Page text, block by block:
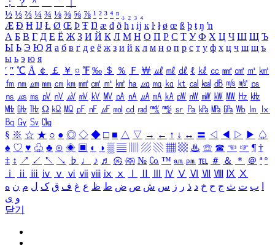
；
？ ＾ ｀
½ ⅓ ⅔ ¼ ¾ ⅛ ⅜ ⅝ ⅞ ¹ ² ³ ⁴ ⁿ ₁ ₂ ₃ ₄
Æ Ð Ħ Ĳ Ł Ø Œ Þ Ŧ Ŋ æ đ ð ħ ı ĳ ĸ ŀ ł ø œ ß þ ŧ ŋ ŉ
А Б В Г Д Е Ё Ж З И Й К Л М Н О П Р С Т У Ф Х Ц Ч Ш Щ Ъ
Ы Ь Э Ю Я а б в г д е ё ж з и й к л м н о п р с т у ф х ц ч ш щ ъ
ы ь э ю я
′ ″ ℃ Å ￠ ￡ ￥ ¤ ℉ ‰ ＄ ％ Ｆ ￦ ㎕ ㎖ ㎗ ℓ ㎘ ㏄ ㎣ ㎤ ㎥ ㎦
㎙ ㎚ ㎛ ㎜ ㎝ ㎞ ㎟ ㎠ ㎡ ㎢ ㏊ ㎍ ㎎ ㎏ ㏏ ㎈ ㎉ ㏈ ㎧ ㎨ ㎰
㎱ ㎲ ㎳ ㎴ ㎵ ㎶ ㎷ ㎸ ㎹ ㎀ ㎁ ㎂ ㎃ ㎄ ㎺ ㎻ ㎽ ㎾ ㎿ ㎐ ㎑
㎒ ㎓ ㎔ Ω ㏀ ㏁ ㎊ ㎋ ㎌ ㏖ ㏅ ㎭ ㎮ ㎯ ㏛ ㎩ ㎪ ㎫ ㎬ ㏝ ㏐
㏓
㏃ ㏉ ㏜ ㏆
§ ※ ☆ ★ ○ ● ◎ ◇ ◆ □ ■ △ ▽ → ← ↑ ↓ ↔ 〓 ◁ ◀ ▷ ▶ ♤
♠ ♡ ♥ ♧ ♣ ⊙ ◈ ▣ ◐ ◑ ▒ ▤ ▨ ▧ ▦ ▩ ♨ ☏ ☎ ☜ ☞ ¶ †
‡ ↕ ↗ ↙ ↖ ↘ ♭ ♩ ♪ ♬ ㉿ ㈜ № ㏇ ™ ㏂ ㏘ ℡ ＃ ＆ ＊ ＠ ª º
ⅰ
ⅱ ⅲ ⅳ ⅴ ⅵ ⅶ ⅷ ⅸ ⅹ Ⅳ Ⅴ Ⅵ Ⅶ Ⅷ Ⅸ Ⅹ
ب ت ث ج ح خ د ذ ر ز س ش ص ض ط ظ ع غ ف ق ک ل م ن ه
و ی
닫기